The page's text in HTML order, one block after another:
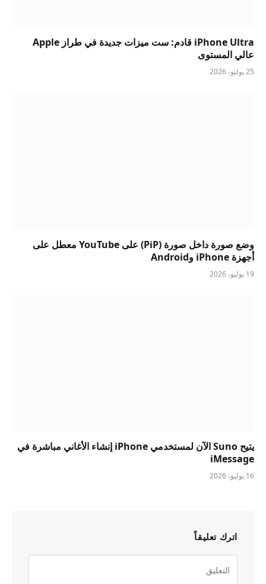
iPhone Ultra قادم: ست ميزات جديدة في طراز Apple
عالي المستوى
25 يوليو، 2026
وضع صورة داخل صورة (PiP) على YouTube معطل على
أجهزة iPhone وAndroid
19 يوليو، 2026
يتيح Suno الآن لمستخدمي iPhone إنشاء الأغاني مباشرة في
iMessage
16 يوليو، 2026
اترك تعليقاً